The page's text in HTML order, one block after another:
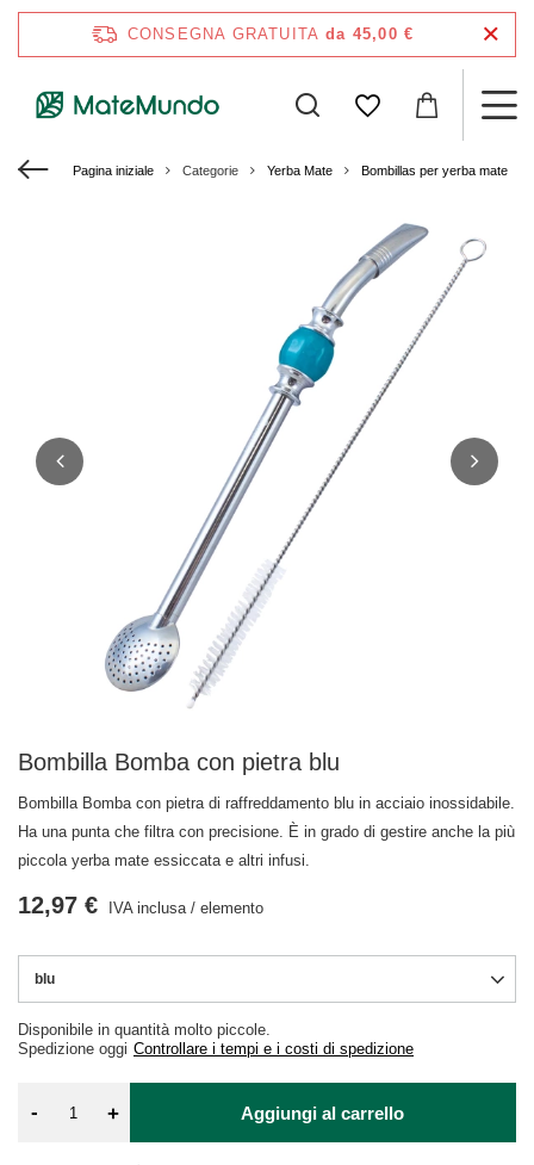
CONSEGNA GRATUITA da 45,00 €
Pagina iniziale Categorie Yerba Mate Bombillas per yerba mate
Bombilla Bomba con pietra blu
Bombilla Bomba con pietra di raffreddamento blu in acciaio inossidabile.
Ha una punta che filtra con precisione. È in grado di gestire anche la più
piccola yerba mate essiccata e altri infusi.
blu
Disponibile in quantità molto piccole
Spedizione oggi Controllare i tempi e i costi di spedizione
12,97 € IVA inclusa/ elemento
- + Aggiungi al carrello